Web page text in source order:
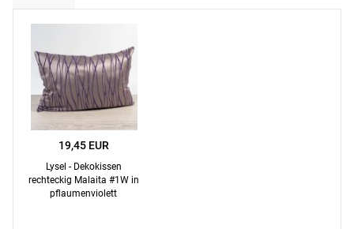
19,45 EUR
Lysel - Dekokissen
rechteckig Malaita #1W in
pflaumenviolett